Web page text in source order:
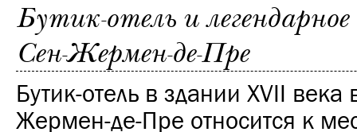
Бутик-отель и
Сен-Жермен-де-Пре
Бутик-отель в здании XVII века
Жермен-де-Пре относится к